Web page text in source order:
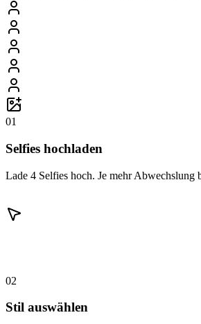
01
Selfies hochladen
Lade 4 Selfies hoch. Je mehr Abwechslung
02
Stil auswählen